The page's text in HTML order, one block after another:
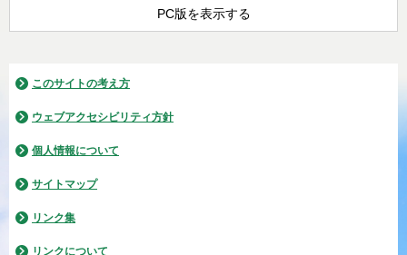
PC版を表示する
このサイトの考え方
ウェブアクセシビリティ方針
個人情報について
サイトマップ
リンク集
リンクについて